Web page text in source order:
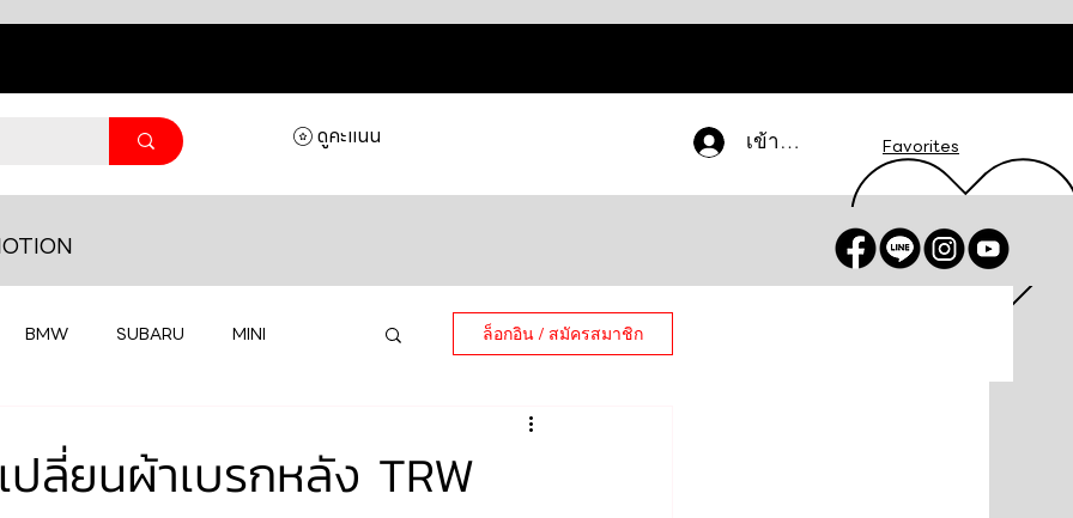
เข้าสู่ระบบ Favorites
ดูคะแนน
BMW SUBARU MINI ล็อกอิน / สมัครสมาชิก
ลี่ยนผ้าเบรกหลัง TRW